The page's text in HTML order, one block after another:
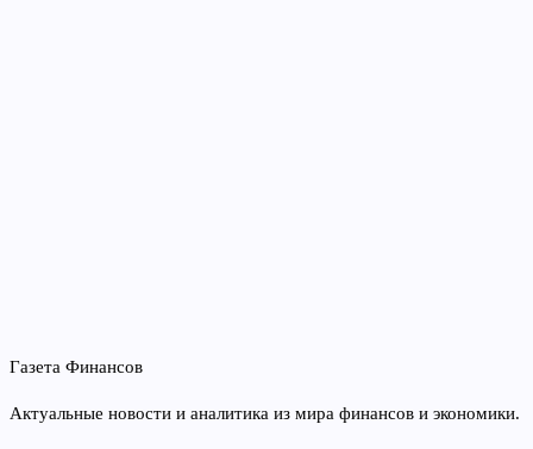
Газета Финансов
Актуальные новости и аналитика из мира финансов и экономики.